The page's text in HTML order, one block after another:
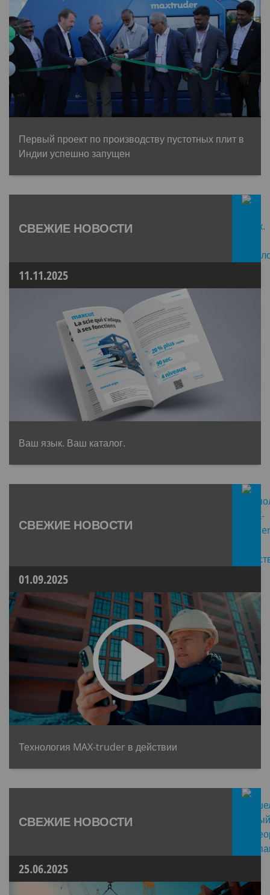
Первый проект по производству пустотных плит в
Индии успешно запущен
СВЕЖИЕ НОВОСТИ
11.11.2025
Ваш язык. Ваш каталог.
СВЕЖИЕ НОВОСТИ
01.09.2025
Технология MAX-truder в действии
СВЕЖИЕ НОВОСТИ
25.06.2025